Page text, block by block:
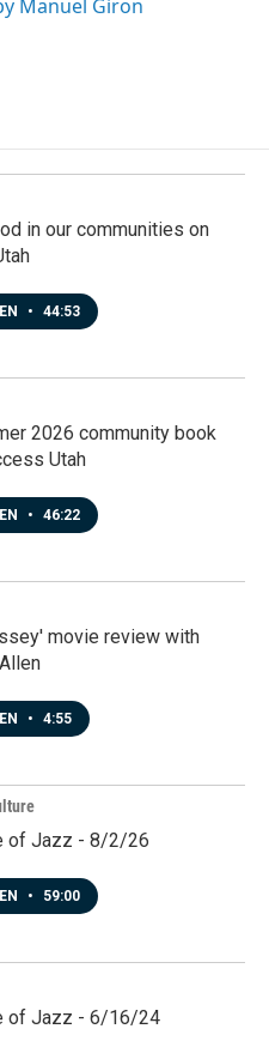
Manuel Giron
in our communities on
• 44:53
2026 community book
Utah
• 46:22
movie review with
• 4:55
of Jazz - 8/2/26
• 59:00
of Jazz - 6/16/24